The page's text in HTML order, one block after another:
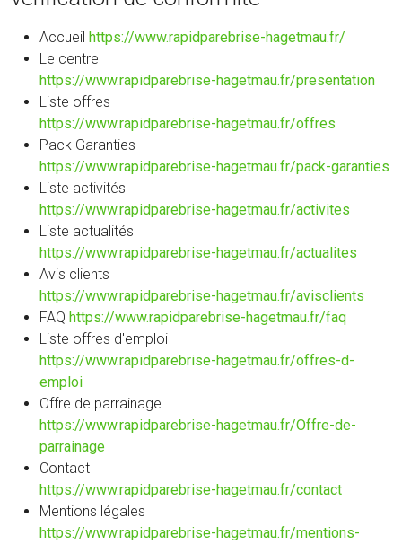
Accueil https://www.rapidparebrise-hagetmau.fr/
Le centre
https://www.rapidparebrise-hagetmau.fr/presentation
Liste offres
https://www.rapidparebrise-hagetmau.fr/offres
Pack Garanties
https://www.rapidparebrise-hagetmau.fr/pack-garanties
Liste activités
https://www.rapidparebrise-hagetmau.fr/activites
Liste actualités
https://www.rapidparebrise-hagetmau.fr/actualites
Avis clients
https://www.rapidparebrise-hagetmau.fr/avisclients
FAQ https://www.rapidparebrise-hagetmau.fr/faq
Liste offres d'emploi
https://www.rapidparebrise-hagetmau.fr/offres-d-
emploi
Offre de parrainage
https://www.rapidparebrise-hagetmau.fr/Offre-de-
parrainage
Contact
https://www.rapidparebrise-hagetmau.fr/contact
Mentions légales
https://www.rapidparebrise-hagetmau.fr/mentions-